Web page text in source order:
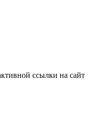
ссылки на сайт